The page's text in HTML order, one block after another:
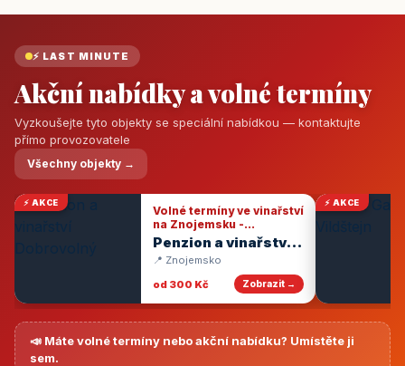
⚡ LAST MINUTE
Akční nabídky a volné termíny
Vyzkoušejte tyto objekty se speciální nabídkou — kontaktujte
přímo provozovatele
Všechny objekty →
⚡ AKCE
Volné termíny ve vinařství
na Znojemsku -
degustace vín
Penzion a vinařství
Dobrovolný
📍 Znojemsko
od 300 Kč
Zobrazit →
⚡ AKCE
📣 Máte volné termíny nebo akční nabídku? Umístěte ji
sem.